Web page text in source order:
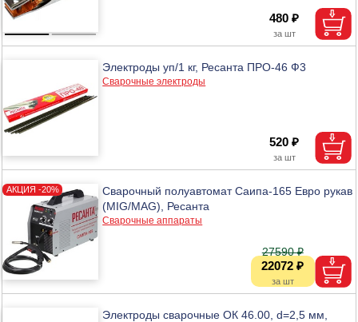
480 ₽
Электроды уп/1 кг, Ресанта ПРО-46 Ф3
Сварочные электроды
520 ₽
Сварочный полуавтомат Саипа-165 Евро рукав
(MIG/MAG), Ресанта
Сварочные аппараты
22072 ₽
27590 ₽
Электроды сварочные ОК 46.00, d=2,5 мм,